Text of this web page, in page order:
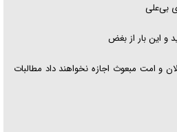
بی‌علی
و این بار از بغض
و امت مبعوث اجازه نخواهند داد مطالبات